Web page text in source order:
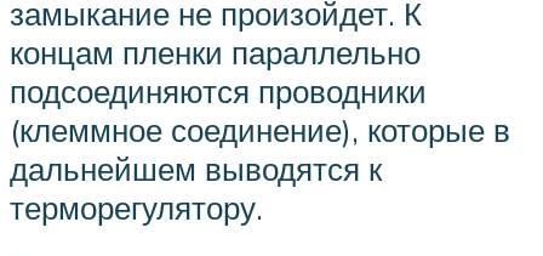
замыкание не произойдет. К
концам пленки параллельно
подсоединяются проводники
(клеммное соединение), которые в
дальнейшем выводятся к
терморегулятору.